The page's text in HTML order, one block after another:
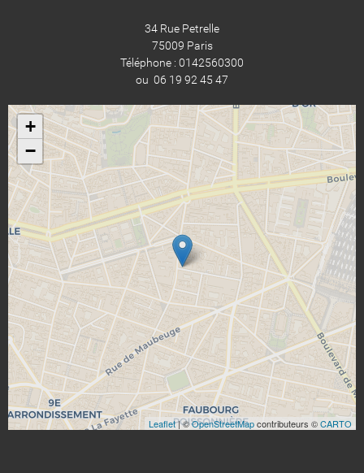
34 Rue Petrelle
75009 Paris
Téléphone : 0142560300
ou 06 19 92 45 47
+
−
Leaflet| ©OpenStreetMapcontributeurs ©CARTO